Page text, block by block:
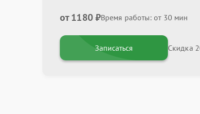
от 1180 ₽Время работы: от 30 мин
Записаться Скидка